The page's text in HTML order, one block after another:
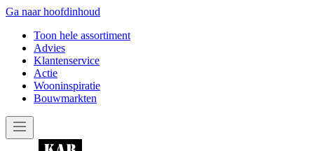
Ga naar hoofdinhoud
Toon hele assortiment
Advies
Klantenservice
Actie
Wooninspiratie
Bouwmarkten